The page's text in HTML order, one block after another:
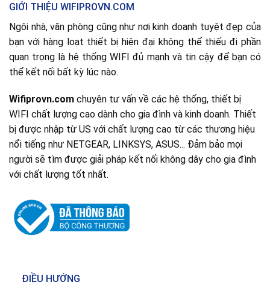
GIỚI THIỆU WIFIPROVN.COM
Ngôi nhà, văn phòng cũng như nơi kinh doanh tuyệt đẹp của
bạn với hàng loạt thiết bị hiện đại không thể thiếu đi phần
quan trọng là hệ thống WIFI đủ mạnh và tin cậy để bạn có
thể kết nối bất kỳ lúc nào.
Wifiprovn.com chuyên tư vấn về các hệ thống, thiết bị
WIFI chất lượng cao dành cho gia đình và kinh doanh. Thiết
bị được nhập từ US với chất lượng cao từ các thương hiệu
nổi tiếng như NETGEAR, LINKSYS, ASUS... Đảm bảo mọi
người sẽ tìm được giải pháp kết nối không dây cho gia đình
với chất lượng tốt nhất.
ĐIỀU HƯỚNG